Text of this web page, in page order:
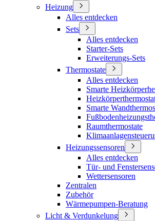
Heizung
Alles entdecken
Sets
Alles entdecken
Starter-Sets
Erweiterungs-Sets
Thermostate
Alles entdecken
Smarte
Smarte
Raumthermostate
Heizungssensoren
Alles entdecken
Tür- und
Wettersensoren
Zentralen
Zubehör
Wärmepumpen-Beratung
Licht & Verdunkelung